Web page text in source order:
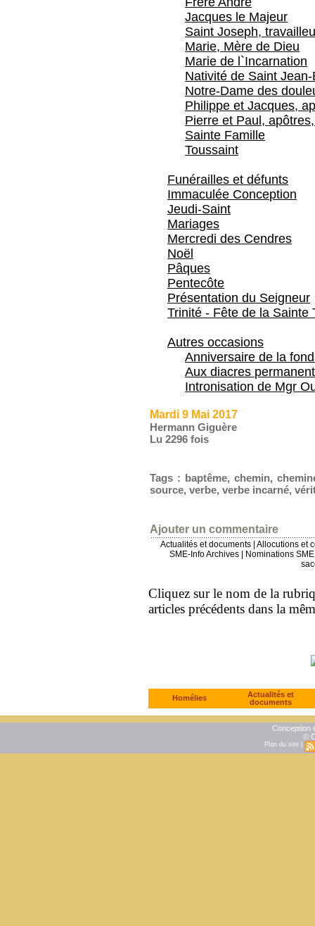
Jacques le Majeur
Saint Joseph,
Marie, Mère de Dieu
Marie de l`Incarnation
Nativité de Saint
Notre-Dame des
Philippe et Jacques,
Pierre et Paul,
Sainte Famille
Toussaint
Funérailles et défunts
Immaculée Conception
Jeudi-Saint
Mariages
Mercredi des Cendres
Noël
Pâques
Pentecôte
Présentation du Seigneur
Trinité - Fête de la Sainte
Autres occasions
Anniversaire de la
Aux diacres
Intronisation de Mgr
Mardi 9 Mai 2017
Hermann Giguère
Lu 2296 fois
Tags : baptême, chemin,
source,verbe,verbe incarné,
Ajouter un commentaire
Actualités et documents
Allocutions et
SME-Info Archives
Nominations
Cliquez sur le nom de la
articles précédents dans la
Homélies
Actualités et
documents
Conception
©
Plan du site